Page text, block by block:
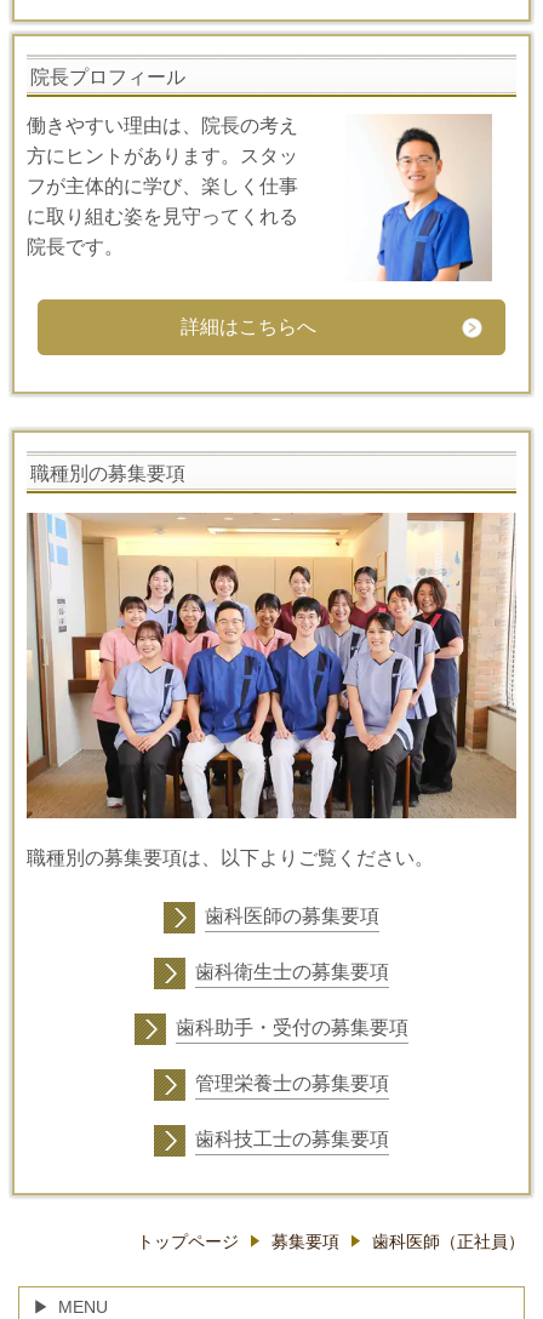
院長プロフィール
働きやすい理由は、院長の考え
方にヒントがあります。スタッ
フが主体的に学び、楽しく仕事
に取り組む姿を見守ってくれる
院長です。
詳細はこちらへ
職種別の募集要項
職種別の募集要項は、以下よりご覧ください。
歯科医師の募集要項
歯科衛生士の募集要項
歯科助手・受付の募集要項
管理栄養士の募集要項
歯科技工士の募集要項
トップページ 募集要項 歯科医師（正社員）
MENU